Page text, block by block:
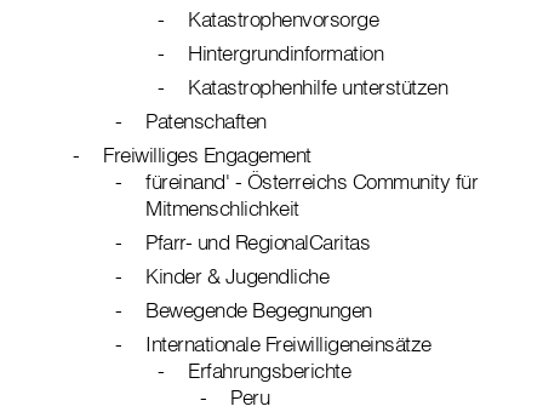
Katastrophenvorsorge
Hintergrundinformation
Katastrophenhilfe unterstützen
Patenschaften
Freiwilliges Engagement
füreinand' - Österreichs Community für
Mitmenschlichkeit
Pfarr- und RegionalCaritas
Kinder & Jugendliche
Bewegende Begegnungen
Internationale Freiwilligeneinsätze
Erfahrungsberichte
Peru